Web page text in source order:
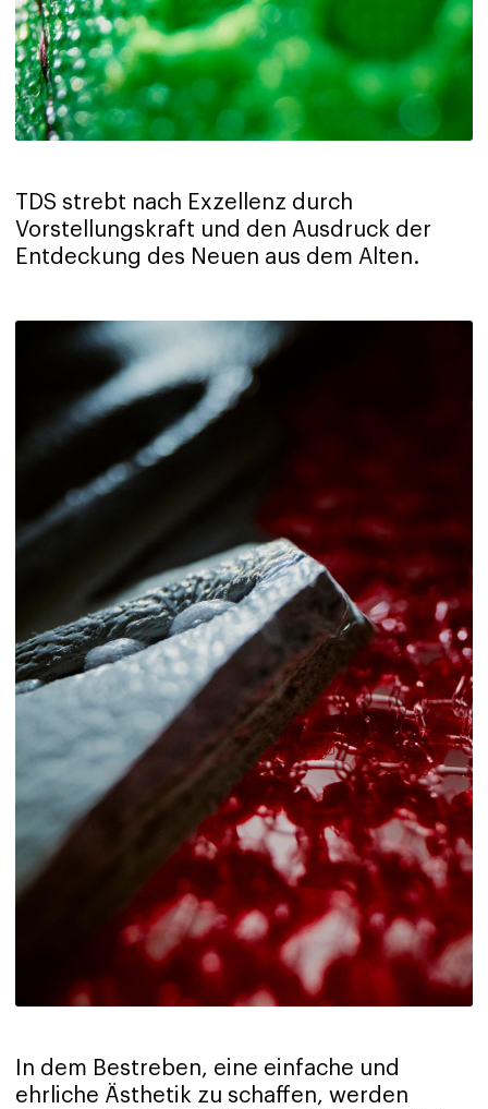
TDS strebt nach Exzellenz durch
Vorstellungskraft und den Ausdruck der
Entdeckung des Neuen aus dem Alten.
In dem Bestreben, eine einfache und
ehrliche Ästhetik zu schaffen, werden